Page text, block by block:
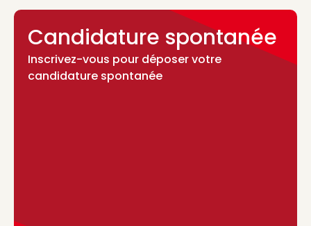
Candidature spontanée
Inscrivez-vous pour déposer votre
candidature spontanée